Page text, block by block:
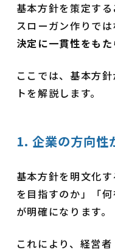
基本方針を策定す
スローガン作りで
決定に一貫性をも
ここでは、基本方
トを解説します。
1. 企業の方向性
基本方針を明文化
を目指すのか」「
が明確になります。
これにより、経営